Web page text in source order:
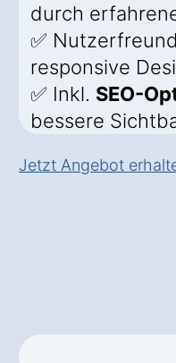
durch
✅
responsive
✅ Inkl. SEO-
bessere
Jetzt Angebot